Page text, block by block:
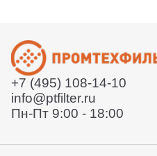
+7 (495) 108-14-10
info@ptfilter.ru
Пн-Пт 9:00 - 18:00